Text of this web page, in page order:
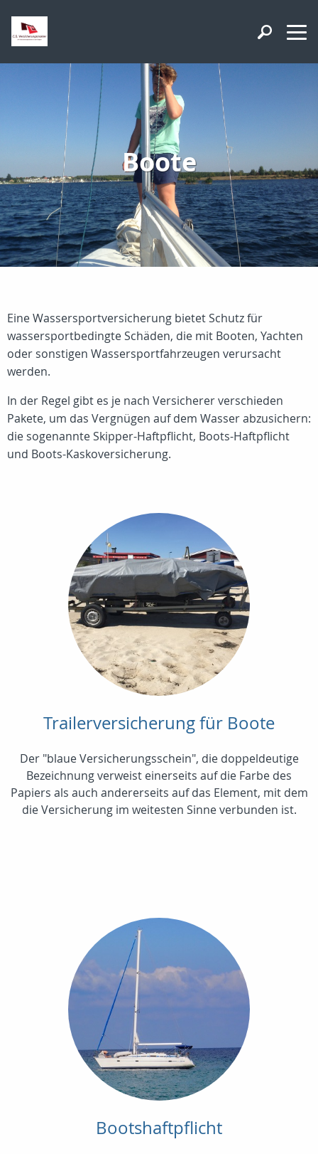
Boote
Eine Wassersportversicherung bietet Schutz für
wassersportbedingte Schäden, die mit Booten, Yachten
oder sonstigen Wassersportfahrzeugen verursacht
werden.
In der Regel gibt es je nach Versicherer verschieden
Pakete, um das Vergnügen auf dem Wasser abzusichern:
die sogenannte Skipper-Haftpflicht, Boots-Haftpflicht
und Boots-Kaskoversicherung.
Trailerversicherung für Boote
Der "blaue Versicherungsschein", die doppeldeutige
Bezeichnung verweist einerseits auf die Farbe des
Papiers als auch andererseits auf das Element, mit dem
die Versicherung im weitesten Sinne verbunden ist.
Bootshaftpflicht